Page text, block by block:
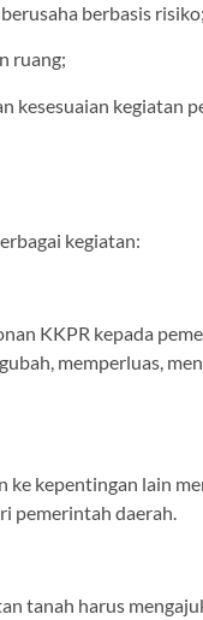
berbasis
ruang;
kesesuaian kegiatan
kegiatan:
KKPR kepada
memperluas,
ke kepentingan lain
pemerintah daerah.
tanah harus